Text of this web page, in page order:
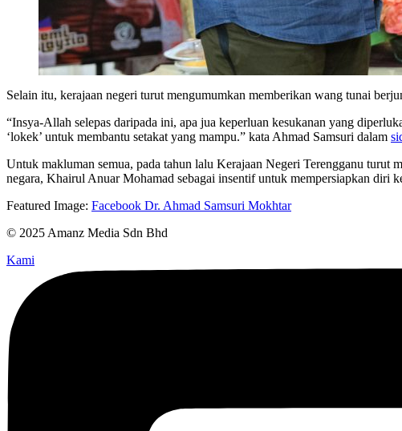
Selain itu, kerajaan negeri turut mengumumkan memberikan wang tunai
“Insya-Allah selepas daripada ini, apa jua keperluan kesukanan yang
‘lokek’ untuk membantu setakat yang mampu.” kata Ahmad Samsuri dalam
Untuk makluman semua, pada tahun lalu Kerajaan Negeri Terengganu turut
negara, Khairul Anuar Mohamad sebagai insentif untuk mempersiapkan diri
Featured Image: Facebook Dr. Ahmad Samsuri Mokhtar
© 2025 Amanz Media Sdn Bhd
Kami